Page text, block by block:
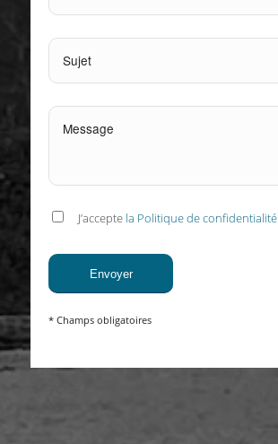
J’accepte la Politique de confidentialité
* Champs obligatoires